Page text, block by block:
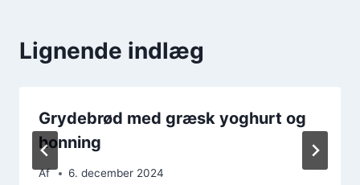
Lignende indlæg
Grydebrød med græsk yoghurt og
honning
Af 6. december 2024